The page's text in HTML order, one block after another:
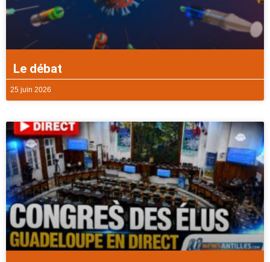
Le débat
25 juin 2026